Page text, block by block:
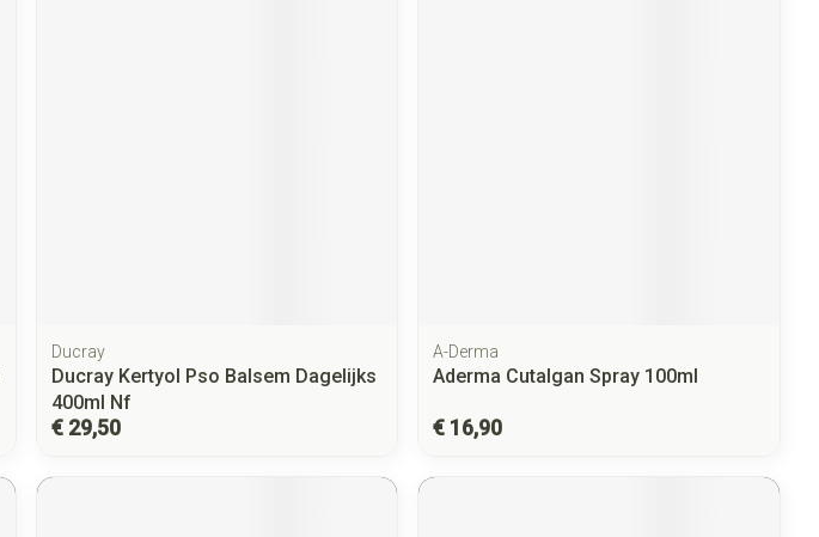
Ducray
Ducray Kertyol Pso Balsem Dagelijks
400ml Nf
€ 29,50
A-Derma
Aderma Cutalgan Spray 100ml
€ 16,90